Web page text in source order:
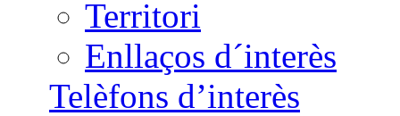
Territori
Enllaços d´interès
Telèfons d’interès